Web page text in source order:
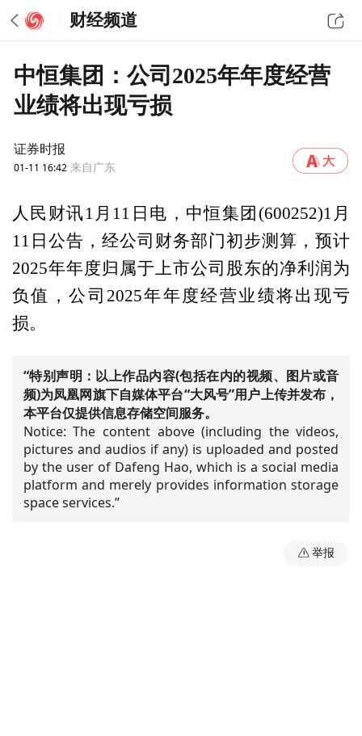
财经频道
中恒集团：公司2025年年度经营
业绩将出现亏损
证券时报
01-11 16:42 来自广东
人民财讯1月11日电，中恒集团(600252)1月
11日公告，经公司财务部门初步测算，预计
2025年年度归属于上市公司股东的净利润为
负值，公司2025年年度经营业绩将出现亏
损。
“特别声明：以上作品内容(包括在内的视频、图片或音
频)为凤凰网旗下自媒体平台“大风号”用户上传并发布，
本平台仅提供信息存储空间服务。
Notice: The content above (including the videos,
pictures and audios if any) is uploaded and posted
by the user of Dafeng Hao, which is a social media
platform and merely provides information storage
space services.”
举报